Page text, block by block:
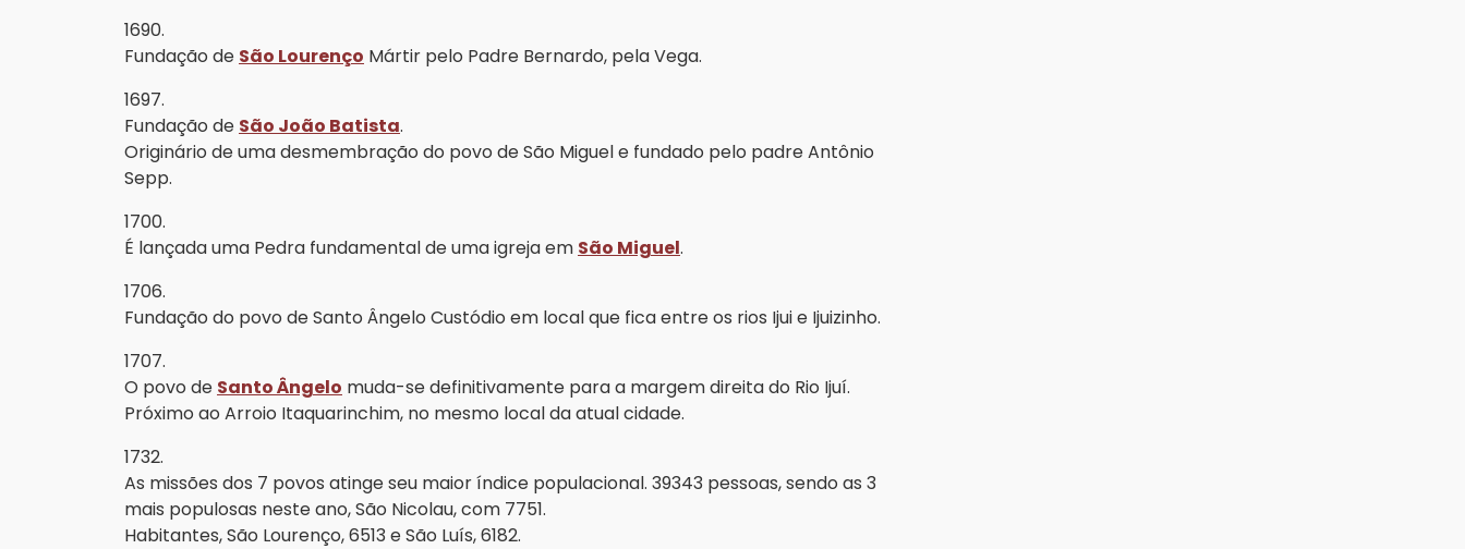
1690.
Fundação de São Lourenço Mártir pelo Padre Bernardo, pela Vega.
1697.
Fundação de São João Batista.
Originário de uma desmembração do povo de São Miguel e fundado pelo padre Antônio
Sepp.
1700.
É lançada uma Pedra fundamental de uma igreja em São Miguel.
1706.
Fundação do povo de Santo Ângelo Custódio em local que fica entre os rios Ijui e Ijuizinho.
1707.
O povo de Santo Ângelo muda-se definitivamente para a margem direita do Rio Ijuí.
Próximo ao Arroio Itaquarinchim, no mesmo local da atual cidade.
1732.
As missões dos 7 povos atinge seu maior índice populacional. 39343 pessoas, sendo as 3
mais populosas neste ano, São Nicolau, com 7751.
Habitantes, São Lourenço, 6513 e São Luís, 6182.